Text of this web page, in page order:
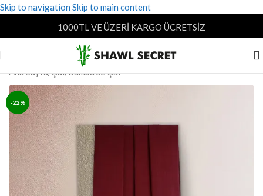
Skip to navigation Skip to main content
1000TL VE ÜZERİ KARGO ÜCRETSİZ
Ana Sayfa/Şal/Bambu SS Şal
-22%